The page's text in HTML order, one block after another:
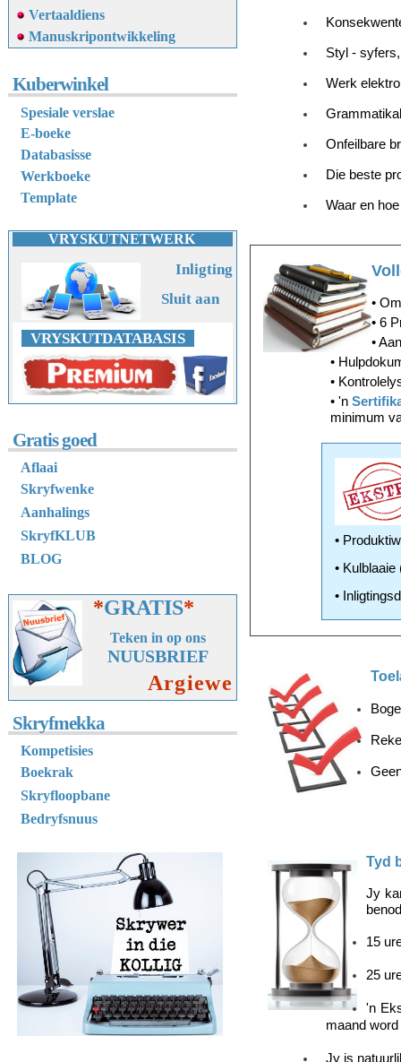
Styl -
Werk
Onfeilbare
Die beste
Waar en
•
• 6
•
•
•
• 'n
minimum
•
•
•
Tyd
Jy
15
25
'n
maand
Jy is
Vertaaldiens
Manuskripontwikkeling
Kuberwinkel
Spesiale verslae
E-boeke
Databasisse
Werkboeke
Template
VRYSKUTNETWERK
Inligting
Sluit aan
VRYSKUTDATABASIS
Gratis goed
Aflaai
Skryfwenke
Aanhalings
SkryfKLUB
BLOG
*GRATIS*
Teken in op ons
NUUSBRIEF
Argiewe
Skryfmekka
Kompetisies
Boekrak
Skryfloopbane
Bedryfsnuus